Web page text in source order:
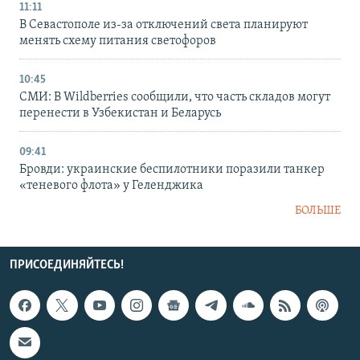
11:11
В Севастополе из-за отключений света планируют
менять схему питания светофоров
10:45
СМИ: В Wildberries сообщили, что часть складов могут
перенести в Узбекистан и Беларусь
09:41
Бровди: украинские беспилотники поразили танкер
«теневого флота» у Геленджика
БОЛЬШЕ
ПРИСОЕДИНЯЙТЕСЬ!